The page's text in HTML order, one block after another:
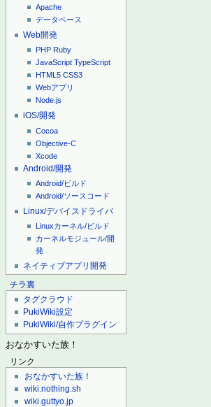
Apache
データベース
Web開発
PHP Ruby
JavaScript TypeScript
HTML5 CSS3
Webアプリ
Node.js
iOS/開発
Cocoa
Objective-C
Xcode
Android/開発
Android/ビルド
Android/ソースコード
Linux/デバイスドライバ
Linuxカーネル/ビルド
カーネルモジュール/開
発
ネイティブアプリ開発
チラ裏
タグクラウド
PukiWiki設定
PukiWiki/自作プラグイン
おなかすいた族！
リンク
おなかすいた族！
wiki.nothing.sh
wiki.guttyo.jp